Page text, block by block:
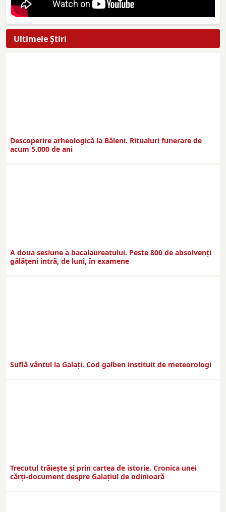
Ultimele Ştiri
Descoperire arheologică la Băleni. Ritualuri funerare de
acum 5.000 de ani
A doua sesiune a bacalaureatului. Peste 800 de absolvenţi
gălăţeni intră, de luni, în examene
Suflă vântul la Galaţi. Cod galben instituit de meteorologi
Trecutul trăiește și prin cartea de istorie. Cronica unei
cărți-document despre Galațiul de odinioară